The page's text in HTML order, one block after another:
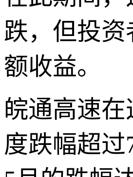
跌，但投
额收益。
皖通高速
度跌幅超